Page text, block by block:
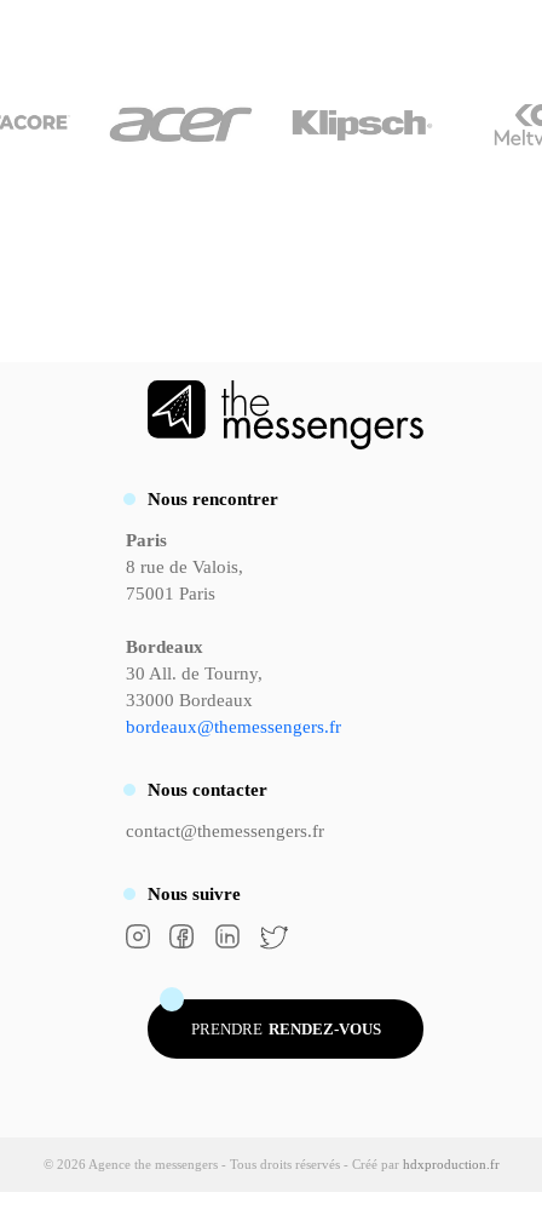
Nous rencontrer
Paris
8 rue de Valois,
75001 Paris
Bordeaux
30 All. de Tourny,
33000 Bordeaux
bordeaux@themessengers.fr
Nous contacter
contact@themessengers.fr
Nous suivre
PRENDRE RENDEZ-VOUS
© 2026 Agence the messengers - Tous droits réservés - Créé par hdxproduction.fr